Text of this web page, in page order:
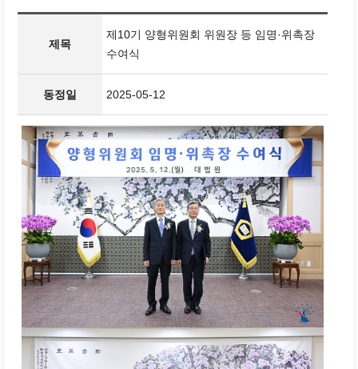
제목
제10기 양형위원회 위원장 등 임명·위촉장
수여식
동정일 2025-05-12